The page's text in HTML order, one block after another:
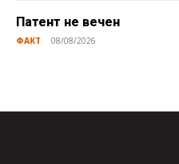
Патент не вечен
ФАКТ 08/08/2026